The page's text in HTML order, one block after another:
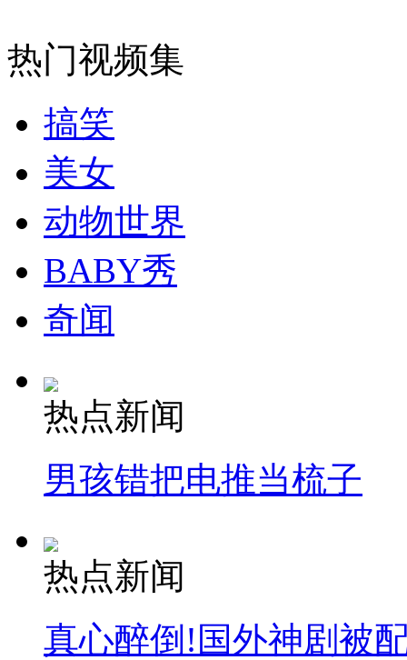
安徽一实载49人客车翻车
走！跟着总书记去植树
消防员救轻生者 花炮节热闹非凡
司机酒驾遇交警 急速倒车逃窜
热门视频集
搞笑
美女
动物世界
BABY秀
奇闻
热点新闻
男孩错把电推当梳子
热点新闻
真心醉倒!国外神剧被